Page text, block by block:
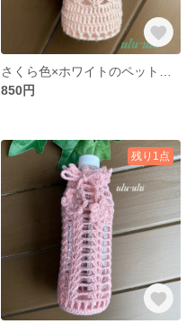
850円
残り1点